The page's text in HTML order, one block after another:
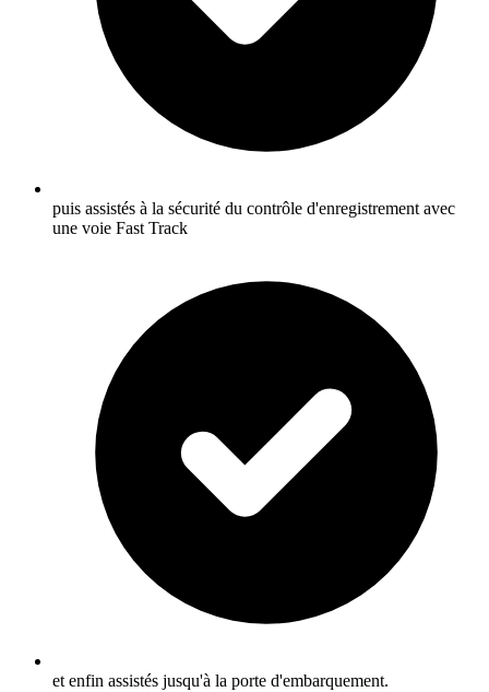
puis assistés à la sécurité du contrôle d'enregistrement avec
une voie Fast Track
et enfin assistés jusqu'à la porte d'embarquement.